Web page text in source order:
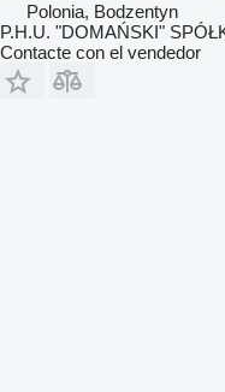
Polonia, Bodzentyn
P.H.U. "DOMAŃSKI"
Contacte con el vendedor